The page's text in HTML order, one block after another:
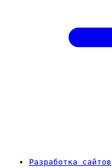
Разработка сайтов